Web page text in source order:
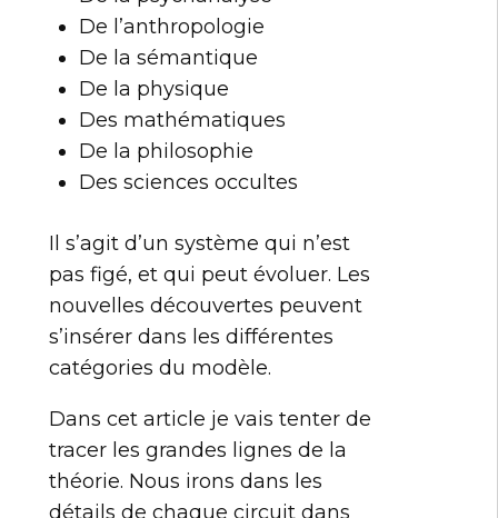
De l’anthropologie
De la sémantique
De la physique
Des mathématiques
De la philosophie
Des sciences occultes
Il s’agit d’un système qui n’est
pas figé, et qui peut évoluer. Les
nouvelles découvertes peuvent
s’insérer dans les différentes
catégories du modèle.
Dans cet article je vais tenter de
tracer les grandes lignes de la
théorie. Nous irons dans les
détails de chaque circuit dans